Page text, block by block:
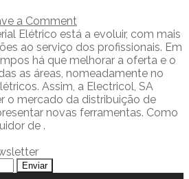
a Comment
Elétrico está a evoluir, com mais
ao serviço dos profissionais. Em
há que melhorar a oferta e o
as áreas, nomeadamente no
Assim, a Electricol, SA
o mercado da distribuição de
novas ferramentas. Como
de .